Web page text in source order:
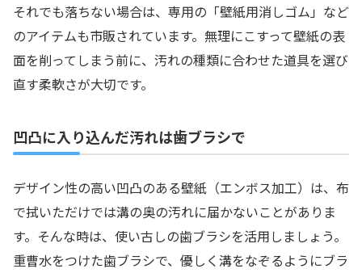
それでも落ちない場合は、専用の「壁紙用消しゴム」など
のアイテムも市販されています。無理にこすって壁紙の表
面を削ってしまう前に、汚れの種類に合わせた道具を選び
直す柔軟さが大切です。
凹凸に入り込んだ汚れは歯ブラシで
デザイン性の高い凹凸のある壁紙（エンボス加工）は、布
で拭いただけでは溝の奥の汚れに届かないことがありま
す。そんな時は、使い古しの歯ブラシを活用しましょう。
重曹水をつけた歯ブラシで、優しく溝をなぞるようにブラ